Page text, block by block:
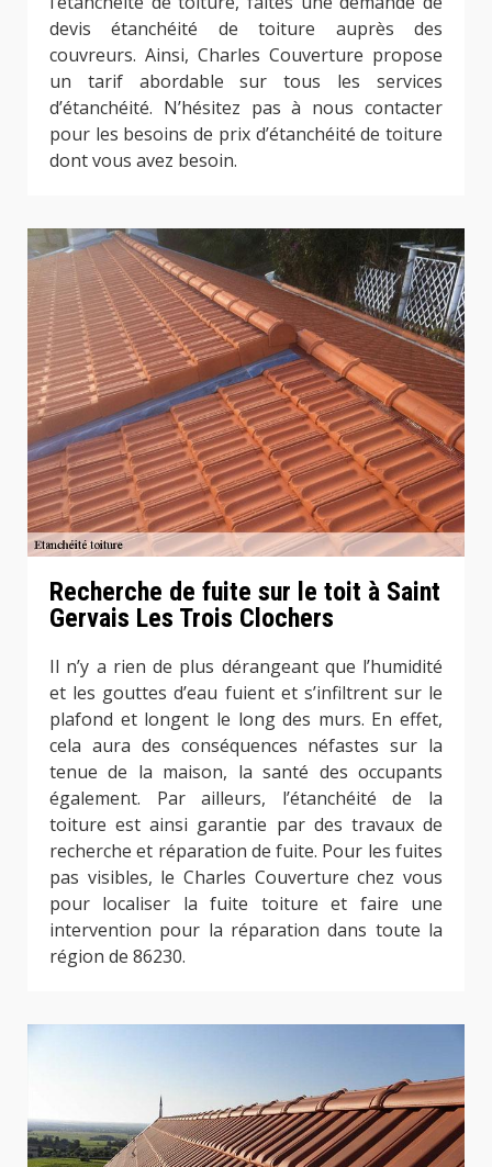
devis étanchéité de toiture auprès des
couvreurs. Ainsi, Charles Couverture propose
un tarif abordable sur tous les services
d’étanchéité. N’hésitez pas à nous contacter
pour les besoins de prix d’étanchéité de toiture
dont vous avez besoin.
Recherche de fuite sur le toit à Saint
Gervais Les Trois Clochers
Il n’y a rien de plus dérangeant que l’humidité
et les gouttes d’eau fuient et s’infiltrent sur le
plafond et longent le long des murs. En effet,
cela aura des conséquences néfastes sur la
tenue de la maison, la santé des occupants
également. Par ailleurs, l’étanchéité de la
toiture est ainsi garantie par des travaux de
recherche et réparation de fuite. Pour les fuites
pas visibles, le Charles Couverture chez vous
pour localiser la fuite toiture et faire une
intervention pour la réparation dans toute la
région de 86230.